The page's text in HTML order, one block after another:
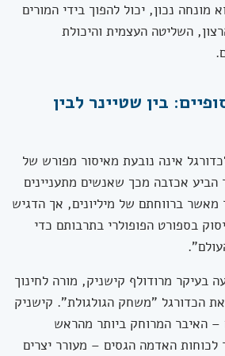
נכון, יכול להפוך בידי המורים
השליטה העצמית והיכולת
בין שטיינר לבין
אינה נובעת מאיסור מפורש של
הביע אכזבה מכך שאנשים מתעניינים
ברווחתם של מיליונים, אך הדגיש
בספורט הפופולרי בתרבותם כדי
בעיקר מרודולף קישניק, מורה לחינוך
את הכדורגל "משחק הגולגולת". קישניק
– האיבר המרוחק ביותר מהראש
לכוחות האדמה הגסים – מעורר יצרים